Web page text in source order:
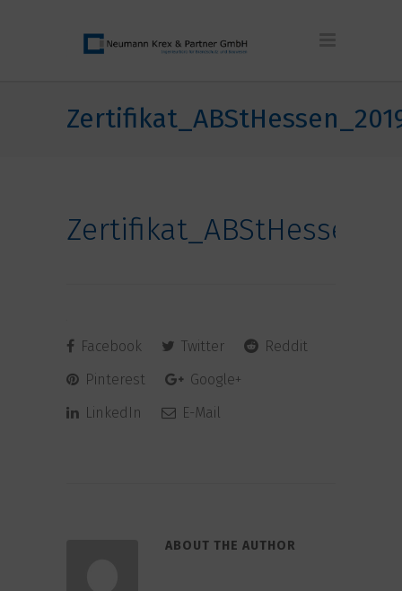
Facebook Twitter
Reddit
Pinterest
Google+
LinkedIn
E-Mail
ABOUT THE AUTHOR